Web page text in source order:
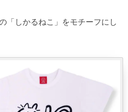
「しかるねこ」をモチーフにし